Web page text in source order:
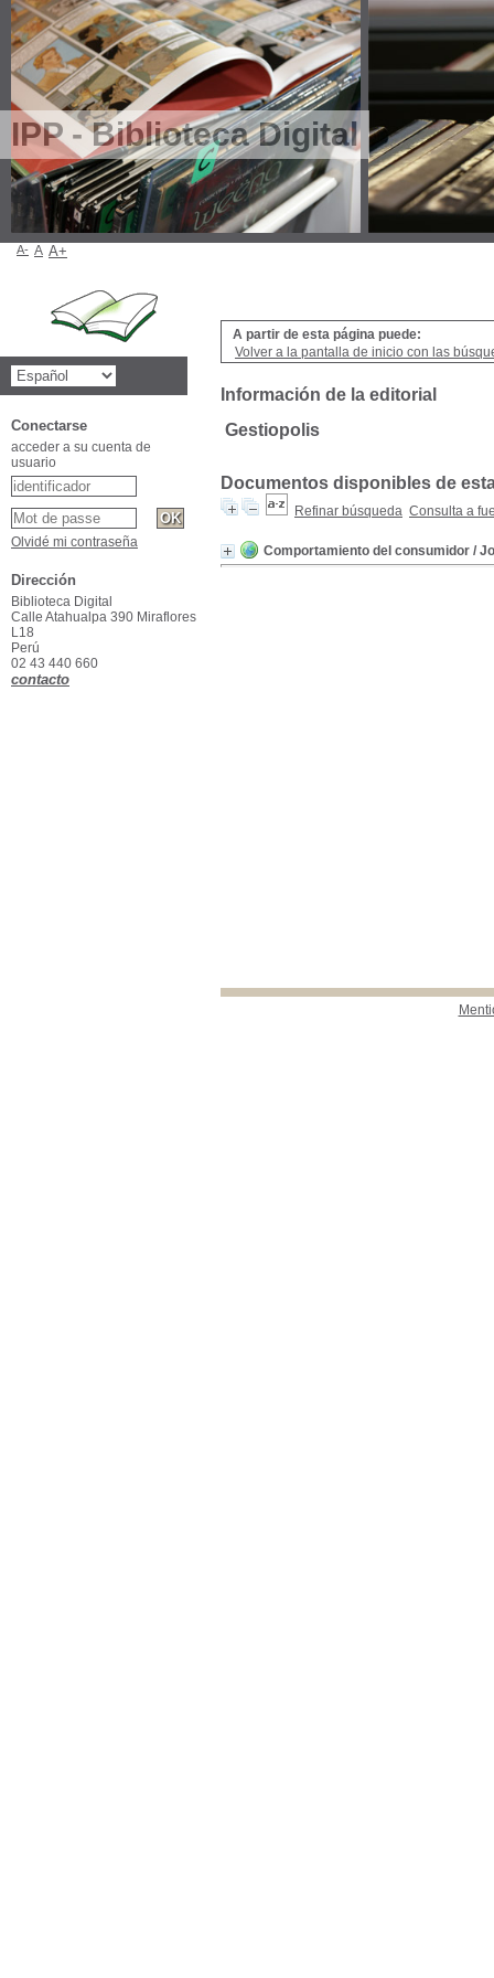
IPP - Biblioteca Digital
A partir de esta página puede:
Volver a la pantalla de inicio con las
Información de la editorial
Gestiopolis
Documentos disponibles de
Refinar búsqueda Consulta a
Comportamiento del consumidor /
A- A A+
Conectarse
acceder a su cuenta de
usuario
Olvidé mi contraseña
Dirección
Biblioteca Digital
Calle Atahualpa 390 Miraflores
L18
Perú
02 43 440 660
contacto